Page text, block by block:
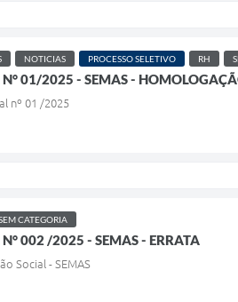
NOTICIAS PROCESSO SELETIVO RH
01/2025 - SEMAS -
nº 01 /2025
CATEGORIA
002 /2025 - SEMAS - ERRATA
Social - SEMAS